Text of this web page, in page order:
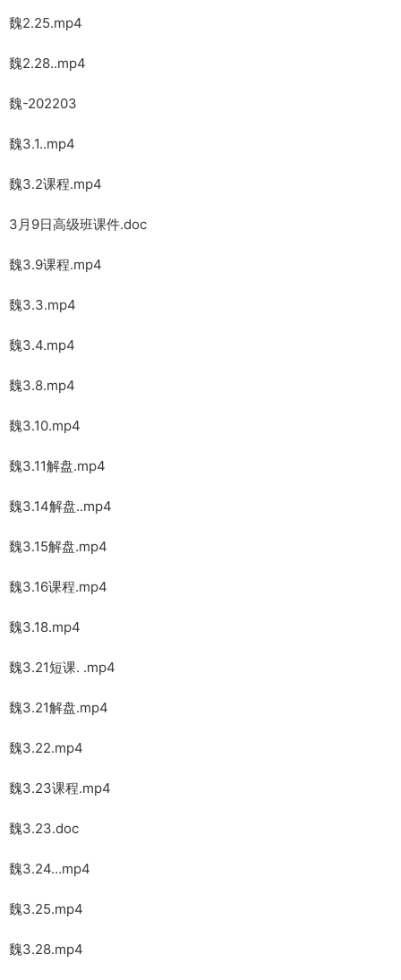
魏2.25.mp4
魏2.28..mp4
魏-202203
魏3.1..mp4
魏3.2课程.mp4
3月9日高级班课件.doc
魏3.9课程.mp4
魏3.3.mp4
魏3.4.mp4
魏3.8.mp4
魏3.10.mp4
魏3.11解盘.mp4
魏3.14解盘..mp4
魏3.15解盘.mp4
魏3.16课程.mp4
魏3.18.mp4
魏3.21短课. .mp4
魏3.21解盘.mp4
魏3.22.mp4
魏3.23课程.mp4
魏3.23.doc
魏3.24…mp4
魏3.25.mp4
魏3.28.mp4